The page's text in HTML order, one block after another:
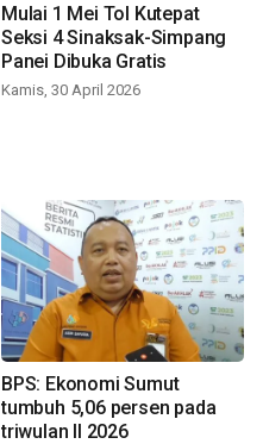
Mulai 1 Mei Tol Kutepat
Seksi 4 Sinaksak-Simpang
Panei Dibuka Gratis
Kamis, 30 April 2026
BPS: Ekonomi Sumut
tumbuh 5,06 persen pada
triwulan II 2026